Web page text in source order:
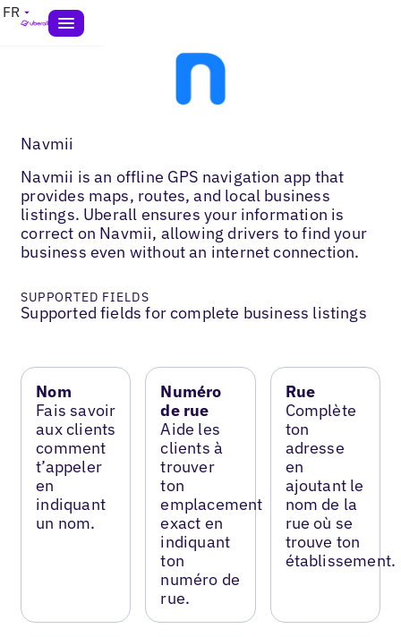
FR
Navmii
Navmii is an offline GPS navigation app that
provides maps, routes, and local business
listings. Uberall ensures your information is
correct on Navmii, allowing drivers to find your
business even without an internet connection.
SUPPORTED FIELDS
Supported fields for complete business listings
Nom
Fais savoir
aux clients
comment
t’appeler
en
indiquant
un nom.
Numéro
de rue
Aide les
clients à
trouver
ton
emplacement
exact en
indiquant
ton
numéro de
rue.
Rue
Complète
ton
adresse
en
ajoutant le
nom de la
rue où se
trouve ton
établissement.